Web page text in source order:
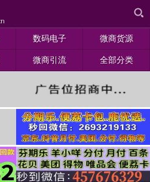
数码电子 微商货源
微商引流 全部分类